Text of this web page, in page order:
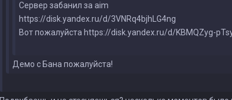
Сервер забанил за aim
https://disk.yandex.ru/d/3VNRq4bjhLG4ng
Вот пожалуйста https://disk.yandex.ru/d/KBMQZyg-
Демо с Бана пожалуйста!